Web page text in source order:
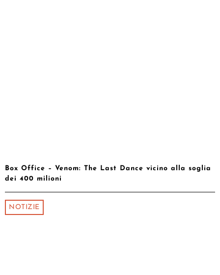
Box Office – Venom: The Last Dance vicino alla soglia
dei 400 milioni
NOTIZIE